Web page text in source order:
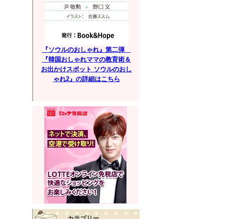
『ソウルのおしゃれ』第二弾
『韓国おしゃれママの教育術＆
お出かけスポット ソウルのおし
ゃれ2』の詳細はこちら